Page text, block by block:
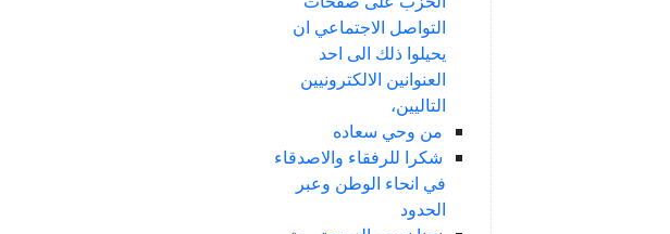
التواصل الاجتماعي ان
يحيلوا ذلك الى احد
العنوانين الالكترونيين
التاليين،
من وحي سعاده
شكرا للرفقاء والاصدقاء
في انحاء الوطن وعبر
الحدود